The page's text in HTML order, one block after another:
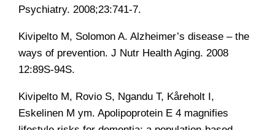
Psychiatry. 2008;23:741-7.
Kivipelto M, Solomon A. Alzheimer’s disease – the
ways of prevention. J Nutr Health Aging. 2008
12:89S-94S.
Kivipelto M, Rovio S, Ngandu T, Kåreholt I,
Eskelinen M ym. Apolipoprotein E 4 magnifies